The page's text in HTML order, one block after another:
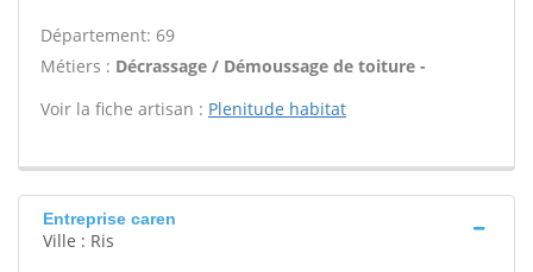
Département: 69
Métiers : Décrassage / Démoussage de toiture -
Voir la fiche artisan : Plenitude habitat
Entreprise caren
Ville : Ris